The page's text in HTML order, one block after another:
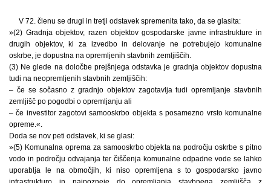
V 72. členu se drugi in tretji odstavek spremenita tako, da se glasita:
»(2) Gradnja objektov, razen objektov gospodarske javne infrastrukture in
drugih objektov, ki za izvedbo in delovanje ne potrebujejo komunalne
oskrbe, je dopustna na opremljenih stavbnih zemljiščih.
(3) Ne glede na določbe prejšnjega odstavka je gradnja objektov dopustna
tudi na neopremljenih stavbnih zemljiščih:
– če se sočasno z gradnjo objektov zagotavlja tudi opremljanje stavbnih
zemljišč po pogodbi o opremljanju ali
– če investitor zagotovi samooskrbo objekta s posamezno vrsto komunalne
opreme.«.
Doda se nov peti odstavek, ki se glasi:
»(5) Komunalna oprema za samooskrbo objekta na področju oskrbe s pitno
vodo in področju odvajanja ter čiščenja komunalne odpadne vode se lahko
uporablja le na območjih, ki niso opremljena s to gospodarsko javno